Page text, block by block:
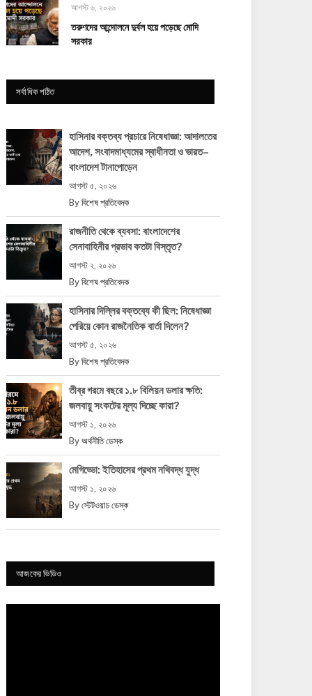
আগস্ট ৬, ২০২৬
তরুণদের আন্দোলনে দুর্বল হয়ে পড়েছে মোদি
সরকার
সর্বাধিক পঠিত
হাসিনার বক্তব্য প্রচারে নিষেধাজ্ঞা: আদালতের
আদেশ, সংবাদমাধ্যমের স্বাধীনতা ও ভারত–
বাংলাদেশ টানাপোড়েন
আগস্ট ৫, ২০২৬
By বিশেষ প্রতিবেদক
রাজনীতি থেকে ব্যবসা: বাংলাদেশের
সেনাবাহিনীর প্রভাব কতটা বিস্তৃত?
আগস্ট ২, ২০২৬
By বিশেষ প্রতিবেদক
হাসিনার দিল্লির বক্তব্যে কী ছিল: নিষেধাজ্ঞা
পেরিয়ে কোন রাজনৈতিক বার্তা দিলেন?
আগস্ট ৫, ২০২৬
By বিশেষ প্রতিবেদক
তীব্র গরমে বছরে ১.৮ বিলিয়ন ডলার ক্ষতি:
জলবায়ু সংকটের মূল্য দিচ্ছে কারা?
আগস্ট ১, ২০২৬
By অর্থনীতি ডেস্ক
মেগিড্ডো: ইতিহাসের প্রথম নথিবদ্ধ যুদ্ধ
আগস্ট ১, ২০২৬
By স্টেটওয়াচ ডেস্ক
আজকের ভিডিও